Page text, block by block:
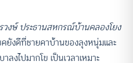
วงษ์ ประธานสหกรณ์บ้านคลองโยง
ยังดีที่ชายคาบ้านของลุงหนุ่มและ
ลงไปมากโข เป็นเวลาเหมาะ